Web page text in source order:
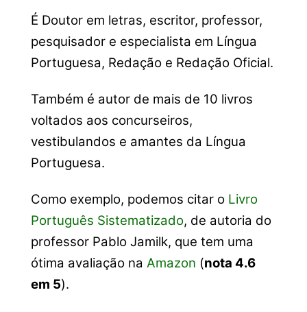
É Doutor em letras, escritor, professor,
pesquisador e especialista em Língua
Portuguesa, Redação e Redação Oficial.
Também é autor de mais de 10 livros
voltados aos concurseiros,
vestibulandos e amantes da Língua
Portuguesa.
Como exemplo, podemos citar o Livro
Português Sistematizado, de autoria do
professor Pablo Jamilk, que tem uma
ótima avaliação na Amazon (nota 4.6
em 5).